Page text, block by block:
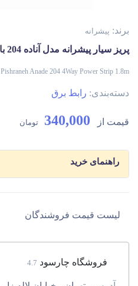
برند: پیشرانه
پریز سیار پیشرانه مدل آناده 204 با کابل 1.8 متری
Pishraneh Anade 204 4Way Power Strip 1.8m
دسته‌بندی: رابط برق
قیمت از 340,000 تومان
راهنمای خرید
لیست قیمت فروشندگان
فروشگاه چارسود 4.7